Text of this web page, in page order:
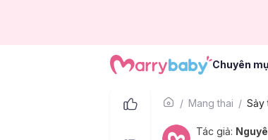
Chuyên
Mang thai Sảy
Tác giả: